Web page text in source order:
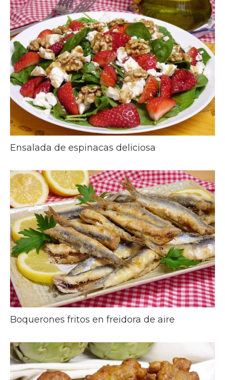
Ensalada de espinacas deliciosa
Boquerones fritos en freidora de aire